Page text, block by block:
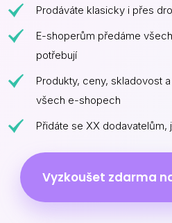
Prodáváte klasicky i přes
E-shoperům předáme
potřebují
Produkty, ceny, skladovost
všech e-shopech
Přidáte se XX dodavatelům,
Vyzkoušet zdarma